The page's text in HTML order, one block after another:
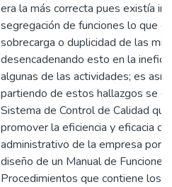
era la más correcta pues existía
segregación de funciones lo que
sobrecarga o duplicidad de las
desencadenando esto en la
algunas de las actividades; es así
partiendo de estos hallazgos se
Sistema de Control de Calidad
promover la eficiencia y eficacia
administrativo de la empresa por
diseño de un Manual de Funciones
Procedimientos que contiene los